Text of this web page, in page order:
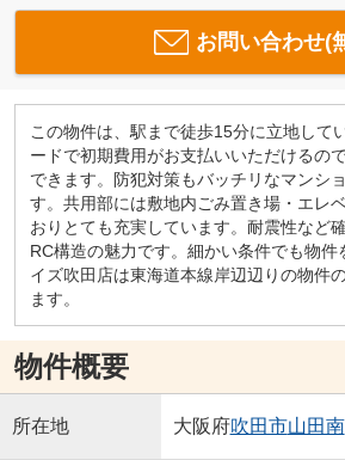
お問い合わせ(
この物件は、駅まで徒歩15分に立地して
ードで初期費用がお支払いいただけるの
できます。防犯対策もバッチリなマンシ
す。共用部には敷地内ごみ置き場・エレ
おりとても充実しています。耐震性など
RC構造の魅力です。細かい条件でも物件
イズ吹田店は東海道本線岸辺辺りの物件
ます。
物件概要
所在地 大阪府吹田市山田南